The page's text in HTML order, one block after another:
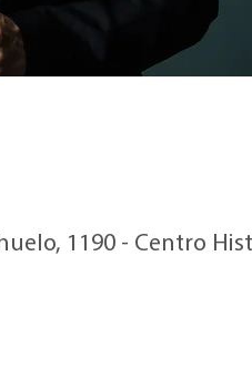
1190 - Centro